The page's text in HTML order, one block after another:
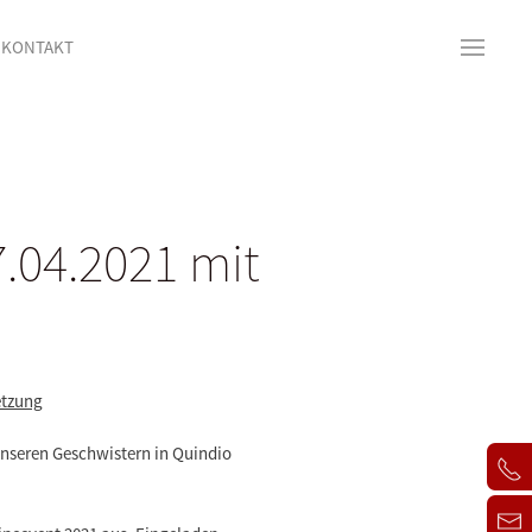
KONTAKT
mit
Geschwistern in Quindio